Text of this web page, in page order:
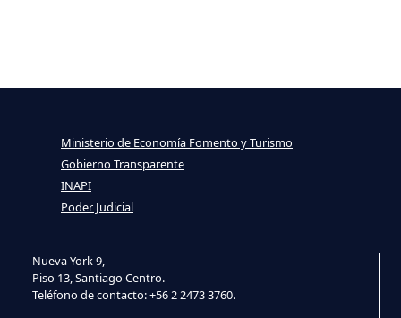
Nueva York 9,
Piso 13, Santiago Centro.
Teléfono de contacto: +56 2 2473 3760.
Ministerio de Economía Fomento y Turismo
Gobierno Transparente
INAPI
Poder Judicial